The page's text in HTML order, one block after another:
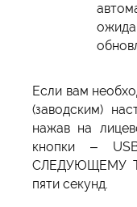
Если вам
(заводским)
нажав на
кнопки –
СЛЕДУЮЩЕМУ
пяти секунд.